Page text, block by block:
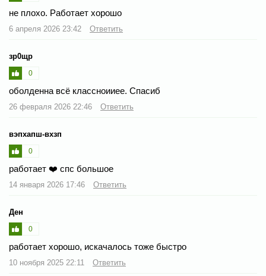
не плохо. Работает хорошо
6 апреля 2026 23:42 Ответить
зр0щр
0
оболденна всё классноииее. Спасиб
26 февраля 2026 22:46 Ответить
вэпхапш-вхзп
0
работает ❤️ спс большое
14 января 2026 17:46 Ответить
Ден
0
работает хорошо, искачалось тоже быстро
10 ноября 2025 22:11 Ответить